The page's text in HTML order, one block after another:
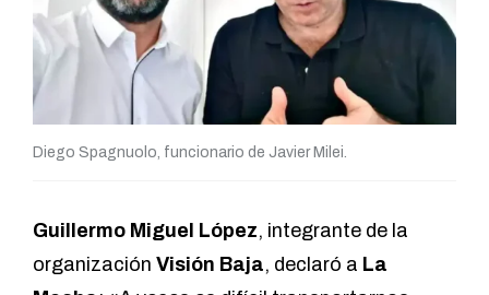
Diego Spagnuolo, funcionario de Javier Milei.
Guillermo Miguel López, integrante de la
organización Visión Baja, declaró a La